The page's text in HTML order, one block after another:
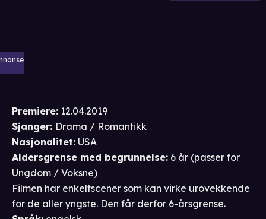
Premiere: 12.04.2019
Sjanger: Drama / Romantikk
Nasjonalitet: USA
Aldersgrense med begrunnelse: 6 år (passer for
Ungdom / Voksne)
Filmen har enkeltscener som kan virke urovekkende
for de aller yngste. Den får derfor 6-årsgrense.